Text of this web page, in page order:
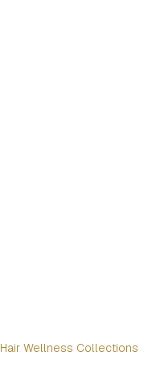
Hair Wellness Collections